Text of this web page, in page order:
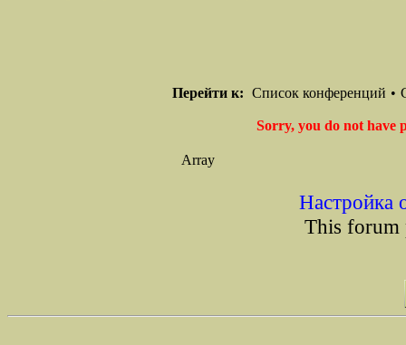
Перейти к: Список конференций •
Sorry, you do not have
Array
Настройка
This